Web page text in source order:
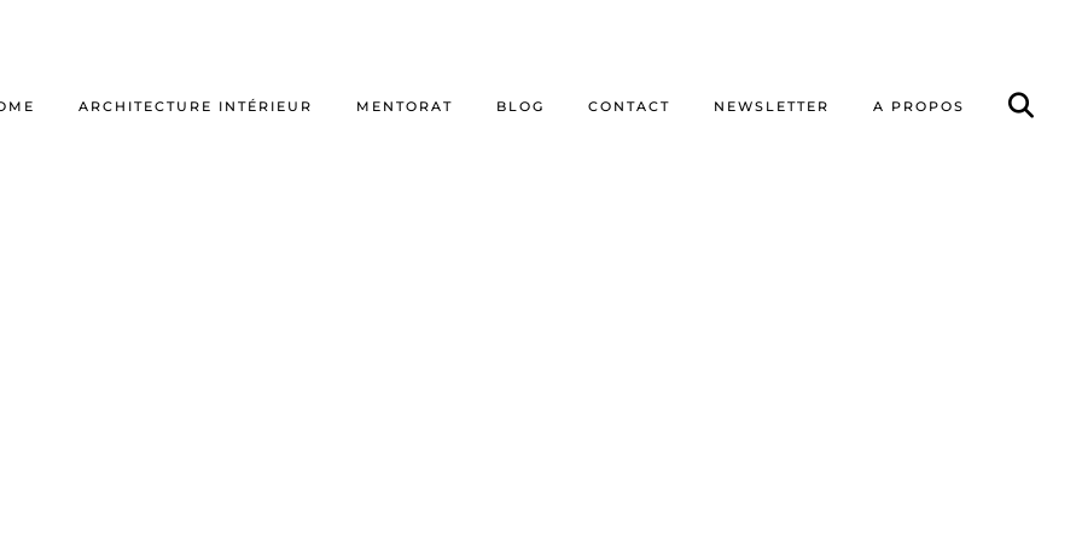
ARCHITECTURE INTÉRIEUR MENTORAT BLOG CONTACT NEWSLETTER A PROPOS